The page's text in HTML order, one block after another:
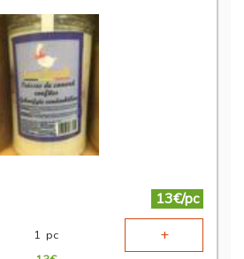
13€/pc
1 pc +